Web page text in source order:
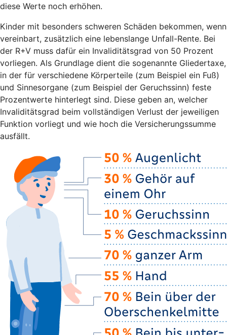
diese Werte noch erhöhen.
Kinder mit besonders schweren Schäden bekommen, wenn
vereinbart, zusätzlich eine lebenslange Unfall-Rente. Bei
der R+V muss dafür ein Invaliditätsgrad von 50 Prozent
vorliegen. Als Grundlage dient die sogenannte Gliedertaxe,
in der für verschiedene Körperteile (zum Beispiel ein Fuß)
und Sinnesorgane (zum Beispiel der Geruchssinn) feste
Prozentwerte hinterlegt sind. Diese geben an, welcher
Invaliditätsgrad beim vollständigen Verlust der jeweiligen
Funktion vorliegt und wie hoch die Versicherungssumme
ausfällt.